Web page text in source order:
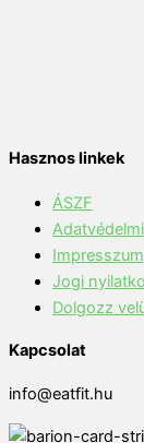
Hasznos linkek
ÁSZF
Impresszum
Jogi
Dolgozz
Kapcsolat
info@eatfit.hu